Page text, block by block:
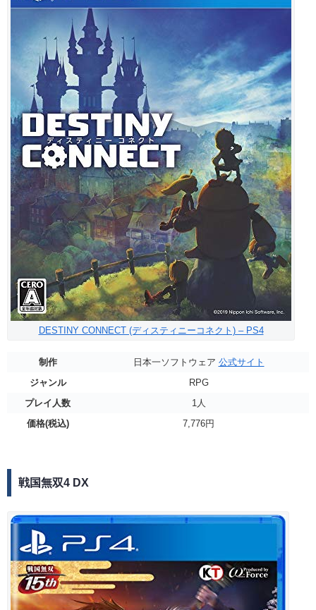
DESTINY CONNECT (ディスティニーコネクト) – PS4
制作 日本一ソフトウェア 公式サイト
ジャンル
RPG
プレイ人数
1人
価格(税込)
7,776円
戦国無双4 DX